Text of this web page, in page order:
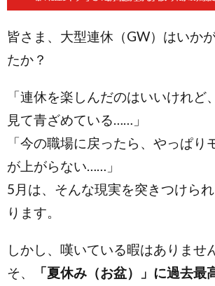
皆さま、大型連休（GW）はいか
たか？
「連休を楽しんだのはいいけれど
見て青ざめている……」
「今の職場に戻ったら、やっぱり
が上がらない……」
5月は、そんな現実を突きつけら
ります。
しかし、嘆いている暇はありませ
そ、
「夏休み（お盆）」に過去最